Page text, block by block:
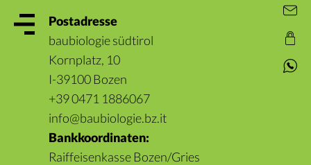
Postadresse
baubiologie südtirol
Kornplatz, 10
I-39100 Bozen
+39 0471 1886067
info@baubiologie.bz.it
Bankkoordinaten:
Raiffeisenkasse Bozen/Gries